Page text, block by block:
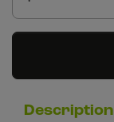
Description